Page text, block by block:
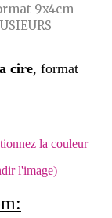
9x4cm
cire, format
la couleur
l'image)